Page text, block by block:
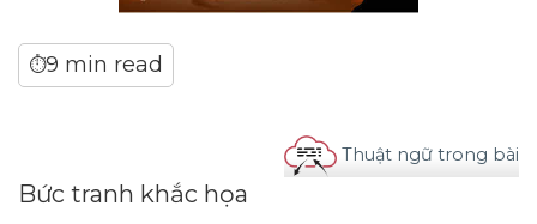
⏱9 min read
Thuật ngữ trong bài
Bức tranh khắc họa